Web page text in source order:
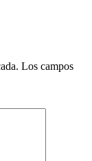
Los campos